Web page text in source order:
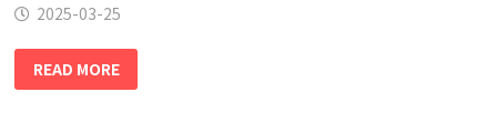
2025-03-25
READ MORE